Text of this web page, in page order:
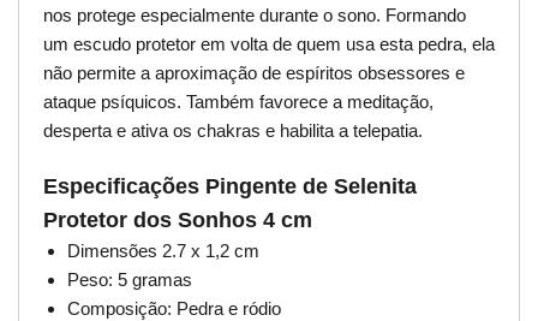
nos protege especialmente durante o sono. Formando
um escudo protetor em volta de quem usa esta pedra, ela
não permite a aproximação de espíritos obsessores e
ataque psíquicos. Também favorece a meditação,
desperta e ativa os chakras e habilita a telepatia.
Especificações Pingente de Selenita
Protetor dos Sonhos 4 cm
Dimensões 2.7 x 1,2 cm
Peso: 5 gramas
Composição: Pedra e ródio